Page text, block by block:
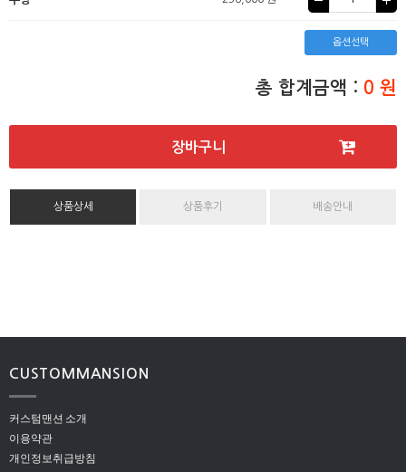
옵션선택
총 합계금액 : 0 원
장바구니
상품상세 상품후기 배송안내
CUSTOMMANSION
커스텀맨션 소개
이용약관
개인정보취급방침